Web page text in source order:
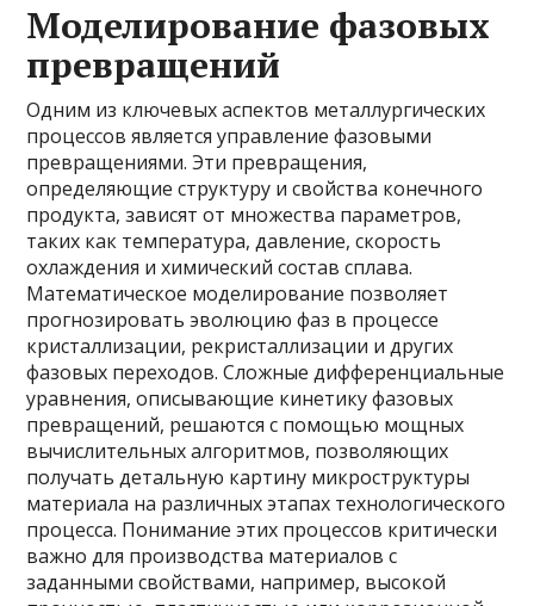
Моделирование фазовых
превращений
Одним из ключевых аспектов металлургических
процессов является управление фазовыми
превращениями. Эти превращения,
определяющие структуру и свойства конечного
продукта, зависят от множества параметров,
таких как температура, давление, скорость
охлаждения и химический состав сплава.
Математическое моделирование позволяет
прогнозировать эволюцию фаз в процессе
кристаллизации, рекристаллизации и других
фазовых переходов. Сложные дифференциальные
уравнения, описывающие кинетику фазовых
превращений, решаются с помощью мощных
вычислительных алгоритмов, позволяющих
получать детальную картину микроструктуры
материала на различных этапах технологического
процесса. Понимание этих процессов критически
важно для производства материалов с
заданными свойствами, например, высокой